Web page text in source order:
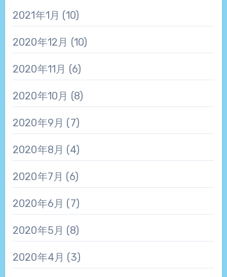
2021年1月 (10)
2020年12月 (10)
2020年11月 (6)
2020年10月 (8)
2020年9月 (7)
2020年8月 (4)
2020年7月 (6)
2020年6月 (7)
2020年5月 (8)
2020年4月 (3)